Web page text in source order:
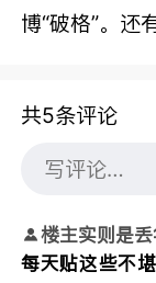
博“破格”。还
共5条评论
楼主实则是
每天贴这些不